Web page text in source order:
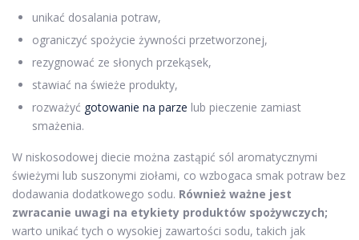
unikać dosalania potraw,
ograniczyć spożycie żywności przetworzonej,
rezygnować ze słonych przekąsek,
stawiać na świeże produkty,
rozważyć gotowanie na parze lub pieczenie zamiast
smażenia.
W niskosodowej diecie można zastąpić sól aromatycznymi
świeżymi lub suszonymi ziołami, co wzbogaca smak potraw bez
dodawania dodatkowego sodu. Również ważne jest
zwracanie uwagi na etykiety produktów spożywczych;
warto unikać tych o wysokiej zawartości sodu, takich jak